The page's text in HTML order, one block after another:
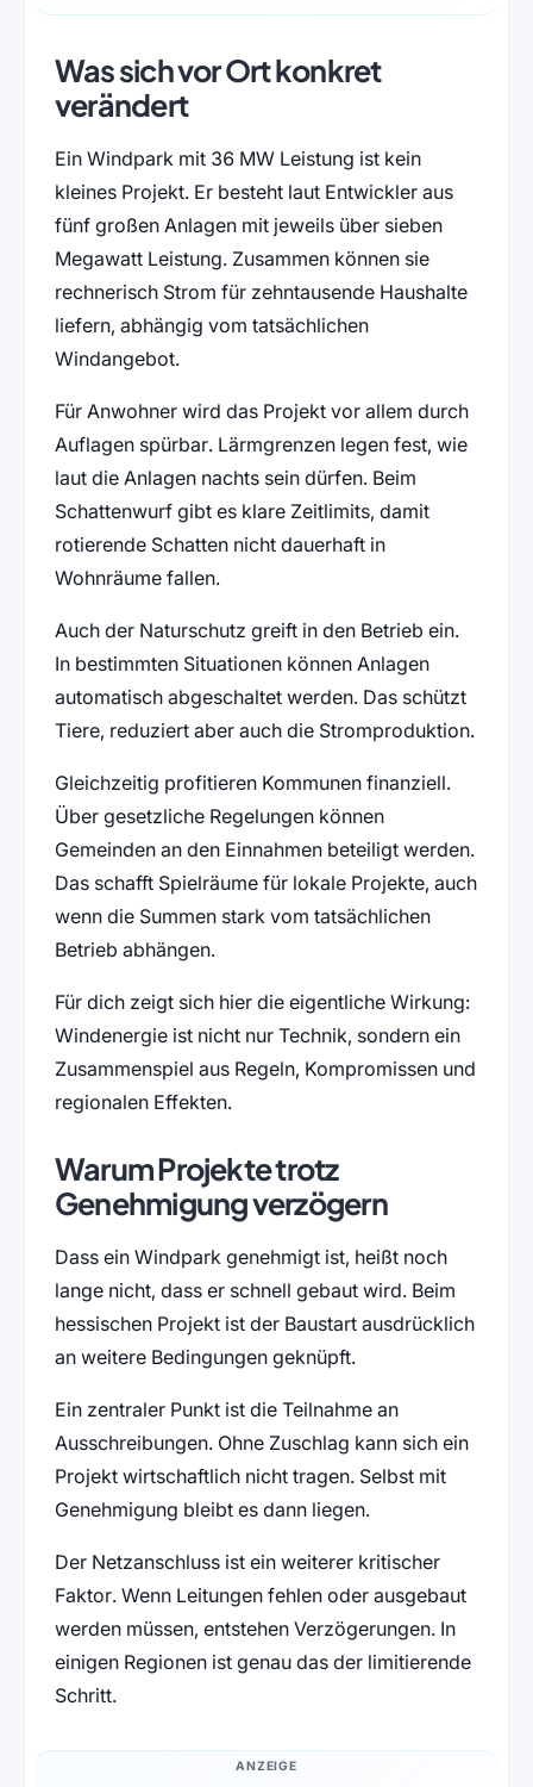
Was sich vor Ort konkret
verändert
Ein Windpark mit 36 MW Leistung ist kein
kleines Projekt. Er besteht laut Entwickler aus
fünf großen Anlagen mit jeweils über sieben
Megawatt Leistung. Zusammen können sie
rechnerisch Strom für zehntausende Haushalte
liefern, abhängig vom tatsächlichen
Windangebot.
Für Anwohner wird das Projekt vor allem durch
Auflagen spürbar. Lärmgrenzen legen fest, wie
laut die Anlagen nachts sein dürfen. Beim
Schattenwurf gibt es klare Zeitlimits, damit
rotierende Schatten nicht dauerhaft in
Wohnräume fallen.
Auch der Naturschutz greift in den Betrieb ein.
In bestimmten Situationen können Anlagen
automatisch abgeschaltet werden. Das schützt
Tiere, reduziert aber auch die Stromproduktion.
Gleichzeitig profitieren Kommunen finanziell.
Über gesetzliche Regelungen können
Gemeinden an den Einnahmen beteiligt werden.
Das schafft Spielräume für lokale Projekte, auch
wenn die Summen stark vom tatsächlichen
Betrieb abhängen.
Für dich zeigt sich hier die eigentliche Wirkung:
Windenergie ist nicht nur Technik, sondern ein
Zusammenspiel aus Regeln, Kompromissen und
regionalen Effekten.
Warum Projekte trotz
Genehmigung verzögern
Dass ein Windpark genehmigt ist, heißt noch
lange nicht, dass er schnell gebaut wird. Beim
hessischen Projekt ist der Baustart ausdrücklich
an weitere Bedingungen geknüpft.
Ein zentraler Punkt ist die Teilnahme an
Ausschreibungen. Ohne Zuschlag kann sich ein
Projekt wirtschaftlich nicht tragen. Selbst mit
Genehmigung bleibt es dann liegen.
Der Netzanschluss ist ein weiterer kritischer
Faktor. Wenn Leitungen fehlen oder ausgebaut
werden müssen, entstehen Verzögerungen. In
einigen Regionen ist genau das der limitierende
Schritt.
ANZEIGE